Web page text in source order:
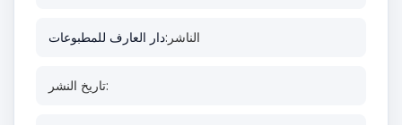
الناشر:دار العارف للمطبوعات
تاريخ النشر: